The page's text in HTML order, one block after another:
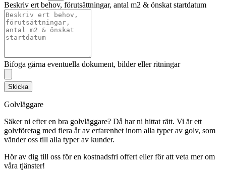
Beskriv ert behov, förutsättningar, antal m2 & önskat startdatum
Bifoga gärna eventuella dokument, bilder eller ritningar
Skicka
Golvläggare
Säker ni efter en bra golvläggare? Då har ni hittat rätt. Vi är ett
golvföretag med flera år av erfarenhet inom alla typer av golv, som
vänder oss till alla typer av kunder.
Hör av dig till oss för en kostnadsfri offert eller för att veta mer om
våra tjänster!